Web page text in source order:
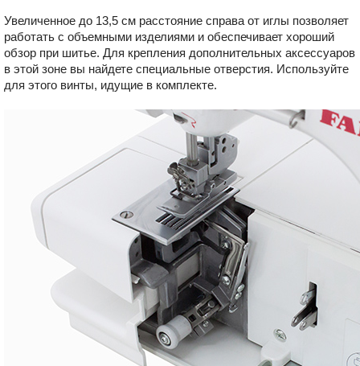
Увеличенное до 13,5 см расстояние справа от иглы позволяет
работать с объемными изделиями и обеспечивает хороший
обзор при шитье. Для крепления дополнительных аксессуаров
в этой зоне вы найдете специальные отверстия. Используйте
для этого винты, идущие в комплекте.